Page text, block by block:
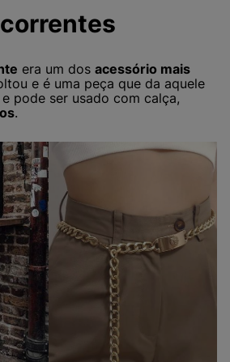
era um dos acessório mais
e é uma peça que da aquele
e pode ser usado com calça,
.